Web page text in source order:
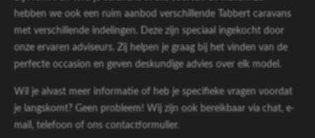
hebben we ook een ruim aanbod verschillende Tabbert caravans
met verschillende indelingen. Deze zijn speciaal ingekocht door
onze ervaren adviseurs. Zij helpen je graag bij het vinden van de
perfecte occasion en geven deskundige advies over elk model.
Wil je alvast meer informatie of heb je specifieke vragen voordat
je langskomt? Geen probleem! Wij zijn ook bereikbaar via chat, e-
mail ,telefoon of onscontactformulier.